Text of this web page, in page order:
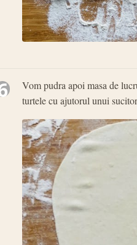
Vom pudra apoi masa de
turtele cu ajutorul unui